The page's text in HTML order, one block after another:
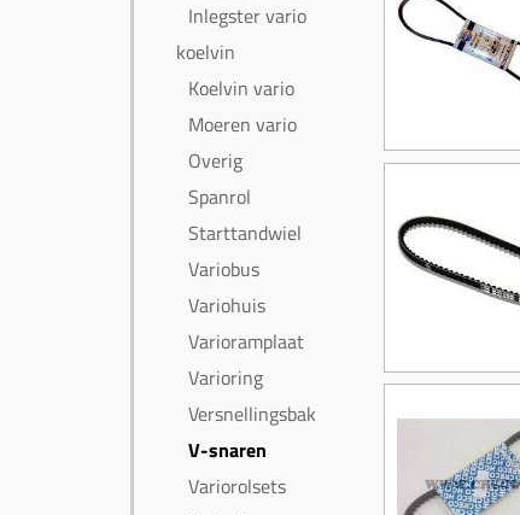
Inlegster vario
koelvin
Koelvin vario
Moeren vario
Overig
Spanrol
Starttandwiel
Variobus
Variohuis
Varioramplaat
Varioring
Versnellingsbak
V-snaren
Variorolsets